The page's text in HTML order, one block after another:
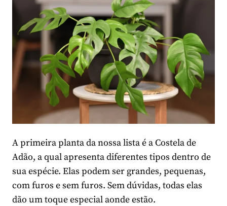
A primeira planta da nossa lista é a Costela de
Adão, a qual apresenta diferentes tipos dentro de
sua espécie. Elas podem ser grandes, pequenas,
com furos e sem furos. Sem dúvidas, todas elas
dão um toque especial aonde estão.